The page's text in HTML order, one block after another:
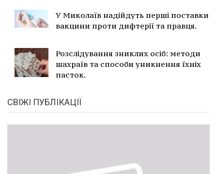
У Миколаїв надійдуть перші поставки
вакцини проти дифтерії та правця.
Розслідування зниклих осіб: методи
шахраїв та способи уникнення їхніх
пасток.
СВІЖІ ПУБЛІКАЦІЇ